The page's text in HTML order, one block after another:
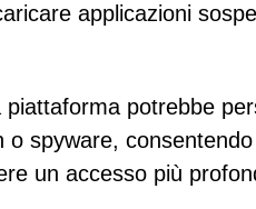
applicazioni
piattaforma potrebbe
o spyware,
un accesso più